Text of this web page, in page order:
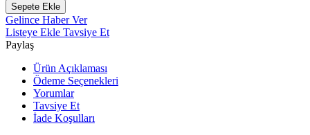
Sepete Ekle
Gelince Haber Ver
Listeye Ekle Tavsiye Et
Paylaş
Ürün Açıklaması
Ödeme Seçenekleri
Yorumlar
Tavsiye Et
İade Koşulları